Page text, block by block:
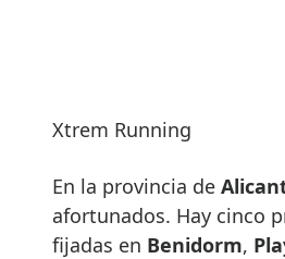
Xtrem Running
En la provincia de
afortunados. Hay cinco
fijadas en Benidorm,